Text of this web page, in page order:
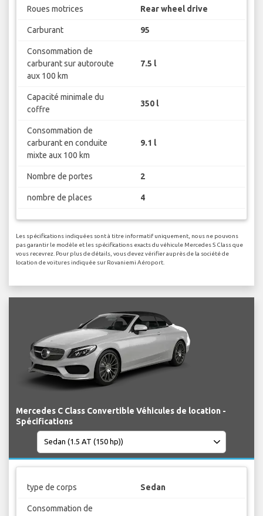
Roues motrices Rear wheel drive
Carburant 95
Consommation de
carburant sur autoroute
aux 100 km
7.5 l
Capacité minimale du
coffre
350 l
Consommation de
carburant en conduite
mixte aux 100 km
9.1 l
Nombre de portes 2
nombre de places 4
Les spécifications indiquées sont à titre informatif uniquement, nous ne pouvons
pas garantir le modèle et les spécifications exacts du véhicule Mercedes S Class que
vous recevrez. Pour plus de détails, vous devez vérifier auprès de la société de
location de voitures indiquée sur Rovaniemi Aéroport.
Mercedes C Class Convertible Véhicules de location -
Spécifications
type de corps Sedan
Consommation de